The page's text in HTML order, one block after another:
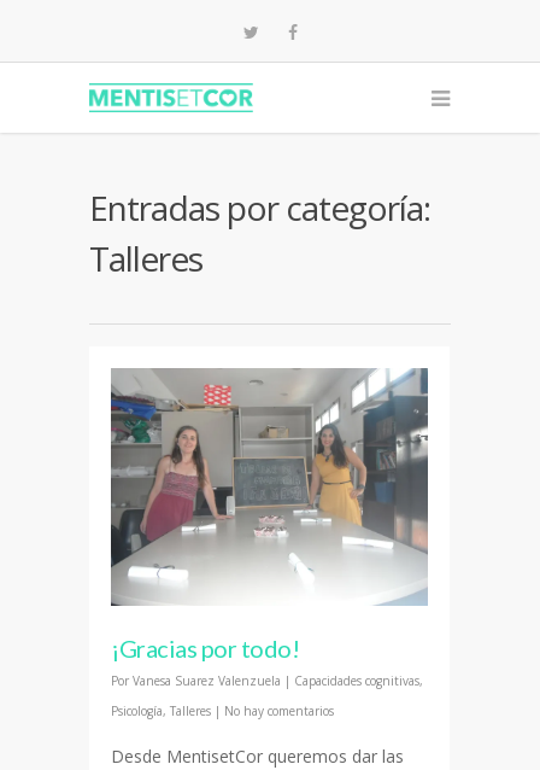
Entradas por categoría:
Talleres
¡Gracias por todo!
Por Vanesa Suarez Valenzuela | Capacidades cognitivas,
Psicología, Talleres | No hay comentarios
Desde MentisetCor queremos dar las